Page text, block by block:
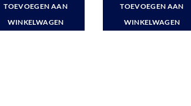
was:
€ 138,80.
is:
€ 115,00.
TOEVOEGEN AAN
WINKELWAGEN
TOEVOEGEN AAN
WINKELWAGEN